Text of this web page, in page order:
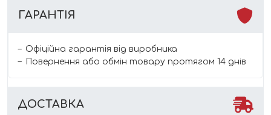
ГАРАНТІЯ
Офіційна гарантія від виробника
Повернення або обмін товару протягом 14 днів
ДОСТАВКА